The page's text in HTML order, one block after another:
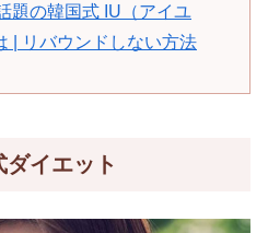
題の韓国式 IU（アイユ
| リバウンドしない方法
イエット